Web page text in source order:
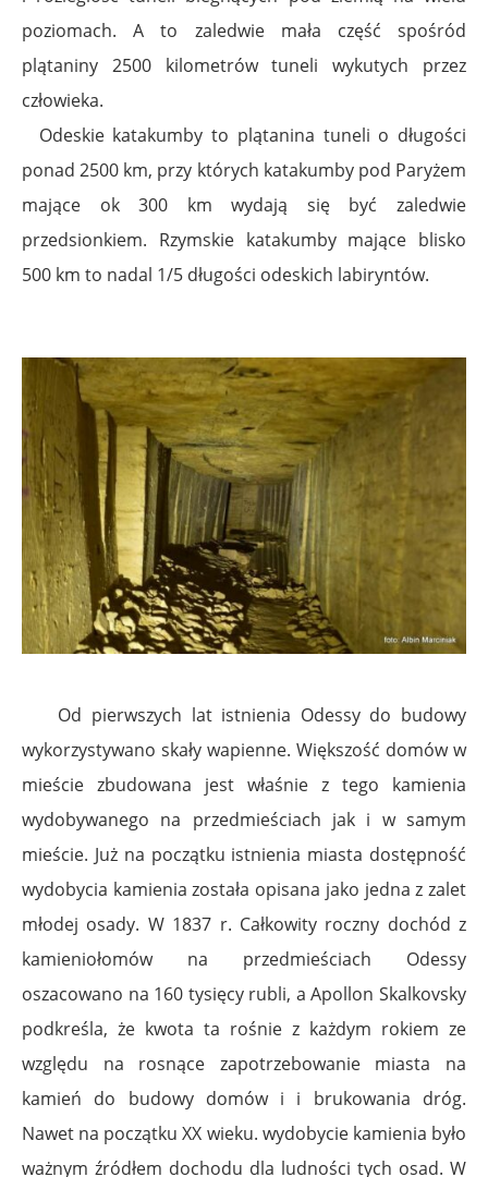
poziomach. A to zaledwie mała część spośród
plątaniny 2500 kilometrów tuneli wykutych przez
człowieka.
Odeskie katakumby to plątanina tuneli o długości
ponad 2500 km, przy których katakumby pod Paryżem
mające ok 300 km wydają się być zaledwie
przedsionkiem. Rzymskie katakumby mające blisko
500 km to nadal 1/5 długości odeskich labiryntów.
Od pierwszych lat istnienia Odessy do budowy
wykorzystywano skały wapienne. Większość domów w
mieście zbudowana jest właśnie z tego kamienia
wydobywanego na przedmieściach jak i w samym
mieście. Już na początku istnienia miasta dostępność
wydobycia kamienia została opisana jako jedna z zalet
młodej osady. W 1837 r. Całkowity roczny dochód z
kamieniołomów na przedmieściach Odessy
oszacowano na 160 tysięcy rubli, a Apollon Skalkovsky
podkreśla, że kwota ta rośnie z każdym rokiem ze
względu na rosnące zapotrzebowanie miasta na
kamień do budowy domów i i brukowania dróg.
Nawet na początku XX wieku. wydobycie kamienia było
ważnym źródłem dochodu dla ludności tych osad. W